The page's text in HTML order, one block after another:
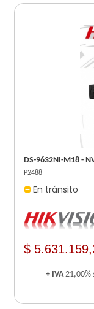
DS-9632NI-M18 -
P2488
En tránsito
$
+ IVA21,00%